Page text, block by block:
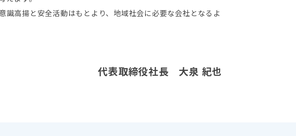
識高揚と安全活動はもとより、地域社会に必要な会社となるよ
代表取締役社長 大泉 紀也